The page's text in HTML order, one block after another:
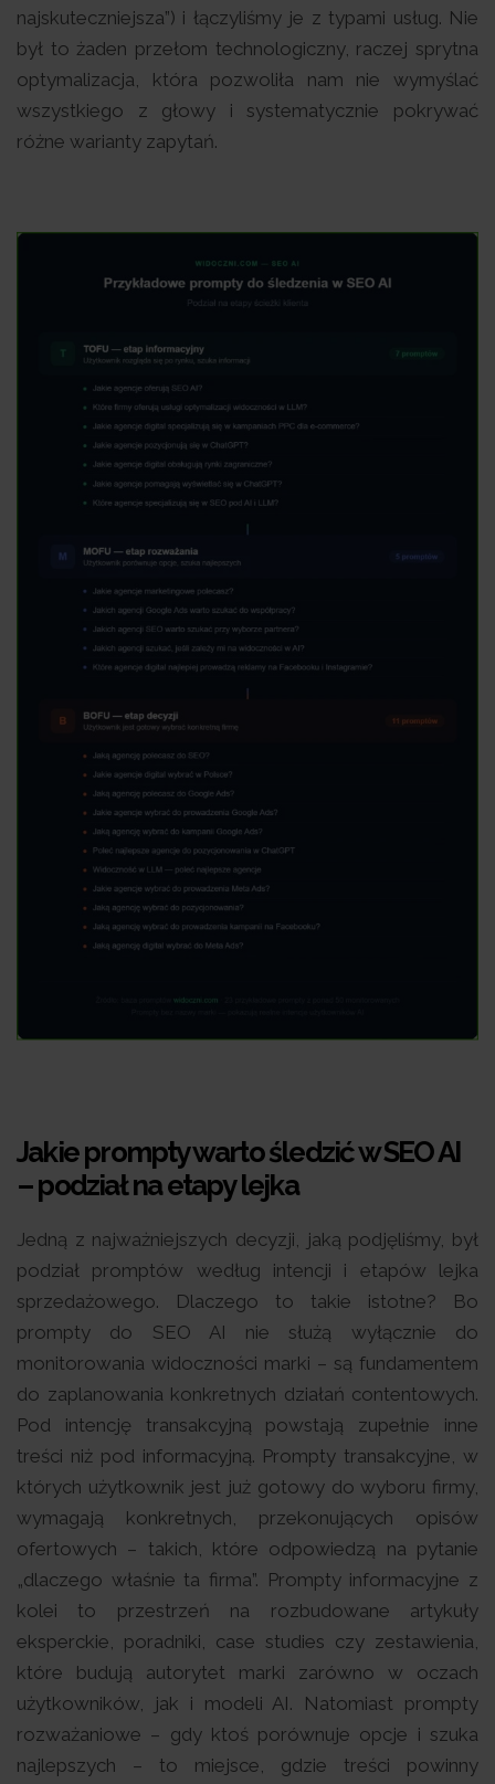
najskuteczniejsza”) i łączyliśmy je z typami usług. Nie
był to żaden przełom technologiczny, raczej sprytna
optymalizacja, która pozwoliła nam nie wymyślać
wszystkiego z głowy i systematycznie pokrywać
różne warianty zapytań.
Jakie prompty warto śledzić w SEO AI
– podział na etapy lejka
Jedną z najważniejszych decyzji, jaką podjęliśmy, był
podział promptów według intencji i etapów lejka
sprzedażowego. Dlaczego to takie istotne? Bo
prompty do SEO AI nie służą wyłącznie do
monitorowania widoczności marki – są fundamentem
do zaplanowania konkretnych działań contentowych.
Pod intencję transakcyjną powstają zupełnie inne
treści niż pod informacyjną. Prompty transakcyjne, w
których użytkownik jest już gotowy do wyboru firmy,
wymagają konkretnych, przekonujących opisów
ofertowych – takich, które odpowiedzą na pytanie
„dlaczego właśnie ta firma”. Prompty informacyjne z
kolei to przestrzeń na rozbudowane artykuły
eksperckie, poradniki, case studies czy zestawienia,
które budują autorytet marki zarówno w oczach
użytkowników, jak i modeli AI. Natomiast prompty
rozważaniowe – gdy ktoś porównuje opcje i szuka
najlepszych – to miejsce, gdzie treści powinny